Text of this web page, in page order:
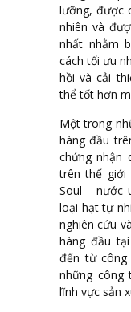
lưỡng, được
nhiên và
nhất nhằm
cách tối ưu
hồi và cải
thể tốt hơn
Một trong
hàng đầu
chứng nhận
trên thế giới
Soul – nước
loại hạt tự
nghiên cứu
hàng đầu
đến từ công
những công
lĩnh vực sản